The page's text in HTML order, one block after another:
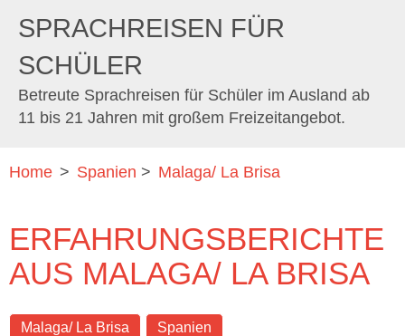
SPRACHREISEN FÜR
SCHÜLER
Betreute Sprachreisen für Schüler im Ausland ab
11 bis 21 Jahren mit großem Freizeitangebot.
Home > Spanien > Malaga/ La Brisa
ERFAHRUNGSBERICHTE
AUS MALAGA/ LA BRISA
Malaga/ La Brisa Spanien